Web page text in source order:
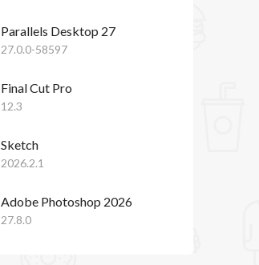
Parallels Desktop 27
27.0.0-58597
Final Cut Pro
12.3
Sketch
2026.2.1
Adobe Photoshop 2026
27.8.0